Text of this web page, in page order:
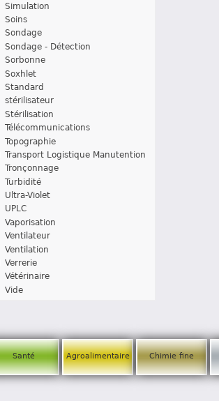
Simulation
Soins
Sondage
Sondage - Détection
Sorbonne
Soxhlet
Standard
stérilisateur
Stérilisation
Télécommunications
Topographie
Transport Logistique Manutention
Tronçonnage
Turbidité
Ultra-Violet
UPLC
Vaporisation
Ventilateur
Ventilation
Verrerie
Vétérinaire
Vide
Santé Agroalimentaire Chimie fine